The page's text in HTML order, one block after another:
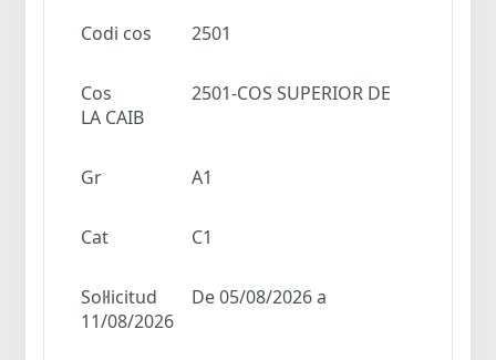
Codi cos 2501
Cos
2501-COS SUPERIOR DE
LA CAIB
Gr A1
Cat C1
Sol·licitud
De 05/08/2026 a
11/08/2026